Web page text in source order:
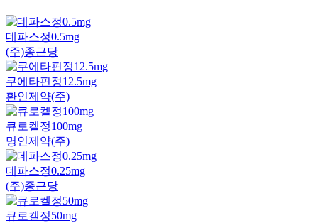
데파스정0.5mg
(주)종근당
쿠에타핀정12.5mg
환인제약(주)
큐로켈정100mg
명인제약(주)
데파스정0.25mg
(주)종근당
큐로켈정50mg